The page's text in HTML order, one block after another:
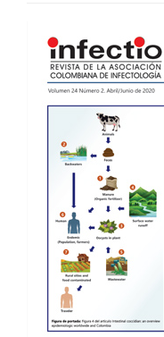
Barra
lateral
del
artículo